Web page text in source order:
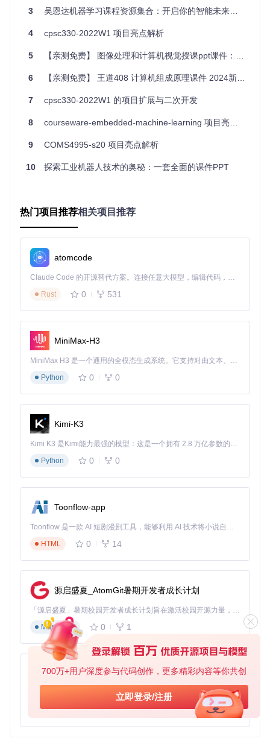
700万+用户深度参与代码创作，更多精彩内容等你共创
立即登录/注册
X_train, X_test, y_train, y_test = train_test_split(X, y,
model = LinearRegression()
y_pred = model.predict(X_test)
# 输出模型参数
应用案例和最佳实践
案例1：房价预测
回归模型来预测房价。
案例2：客户细分
使用聚类算法对客户进行细分，可以帮助企业更好地理解客户
需求，从而提供更个性化的服务和产品。
最佳实践
数据预处理 ：确保数据清洗和预处理步骤充分，以提高模
超参数调优：使用网格搜索或随机搜索进行超参数调优，
以找到最佳的模型参数。
典型生态项目
Scikit-learn是一个强大的机器学习库，提供了各种机器学习算
法和工具，适用于数据挖掘和数据分析。
2. TensorFlow
种神经网络模型。
3. PyTorch
用性而受到广泛欢迎。
Pandas是一个数据处理和分析库，提供了高效的数据结构和
数据分析工具，是数据科学家的必备工具之一。
通过结合这些生态项目，可以构建更复杂和强大的机器学习系
统，从而解决更多实际问题。
machine-learning-curriculum 下载源代码
:computer: Learn to make machines learn so that you don't have to struggle to program them; The ultimate list
https://gitcode.com/gh_mirrors/ma/machine-learning-
3 吴恩达机器学习课程资源集合：开启你的智能未来之门
4 cpsc330-2022W1 项目亮点解析
5 【亲测免费】 图像处理和计算机视觉授课ppt课件：助力高校课程，培养视觉算法高手
6 【亲测免费】 王道408 计算机组成原理课件 2024新版：深入理解计算机核心
7 cpsc330-2022W1 的项目扩展与二次开发
8 courseware-embedded-machine-learning 项目亮点解析
9 COMS4995-s20 项目亮点解析
10 探索工业机器人技术的奥秘：一套全面的课件PPT
热门项目推荐相关项目推荐
atomcode
Claude Code 的开源替代方案。连接任意大模型，编辑代码，运行命令，自动验证 — 全自动执行。用 Rust 构建，极致性能。 ｜ An open-source alternative to Claude Code. Connect any LLM, edit code, run commands, and verify changes — autonomously. Built in Rust for speed. Get Started
Rust
0 531
MiniMax-H3
MiniMax H3 是一个通用的全模态生成系统。它支持对由文本、图像、视频和音频组成的多模态上下文进行统一理解，并能生成分辨率高达 2K、时长可达 15 秒的带原生立体声音频的视频。得益于面向任务泛化的系统设计，H3 在预训练阶段就已具备广泛的多模态上下文理解与生成能力，能够出色地执行复杂的多模态指令。
Python
0 0
Kimi-K3
Kimi K3 是Kimi能力最强的模型：这是一个拥有 2.8 万亿参数的混合专家（MoE）模型，具备原生视觉理解能力，并支持 100 万 token 的上下文窗口。
Python
0 0
Toonflow-app
Toonflow 是一款 AI 短剧漫剧工具，能够利用 AI 技术将小说自动转化为剧本，并结合 AI 生成的图片和视频，实现高效的短剧创作。借助 Toonflow，可以轻松完成从文字到影像的全流程，让短剧制作变得更加智能与便捷。
HTML
0 14
源启盛夏_AtomGit暑期开发者成长计划
「源启盛夏」暑期校园开发者成长计划旨在激活校园开源力量，通过积分激励、认证扶持、资源倾斜等形式，引导高校组织和开发者完成「入驻 — 建项目 — 做贡献 — 获认证 — 得资源」的完整闭环。无论你是想带领社团入驻平台的组织者，还是希望用代码贡献证明自己的开发者，都能在这里找到属于你的成长路径。
Markdown
0 1
AionUi
免费、本地、开源的 24/7 全天候 Cowork 应用，以及适用于 Gemini CLI、Claude Code、Codex、OpenCode、Qwen Code、Goose CLI、Auggie 等的 OpenClaw | 🌟 喜欢就点star吧
TypeScript
0 6